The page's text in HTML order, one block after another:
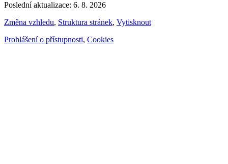
Poslední aktualizace: 6. 8. 2026
Změna vzhledu, Struktura stránek, Vytisknout
Prohlášení o přístupnosti, Cookies